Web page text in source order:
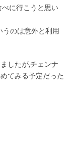
に行こうと思い
のは意外と利用
したが,チェンナ
てみる予定だった